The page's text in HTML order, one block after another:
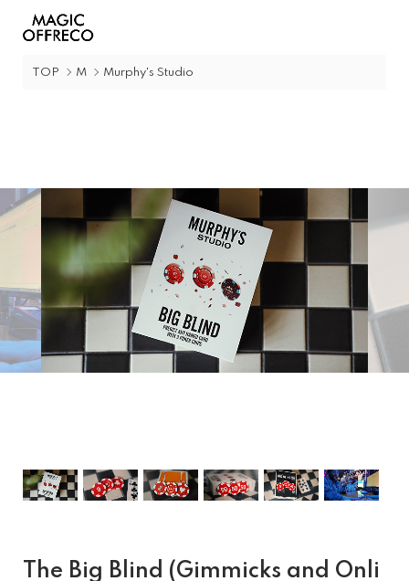
TOP M Murphy's Studio
The Big Blind (Gimmicks and Onli